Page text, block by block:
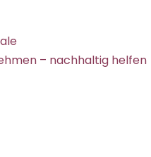
– nachhaltig helfen